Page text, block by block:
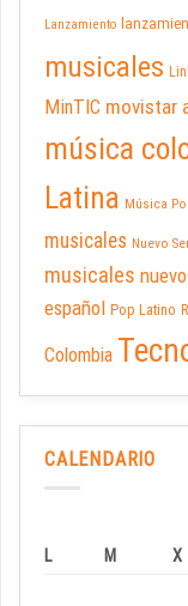
Lanzamiento
musicales
MinTIC movistar
música
Latina Música
musicales Nuevo
musicales
español Pop Latino
Colombia
CALENDARIO
L M X